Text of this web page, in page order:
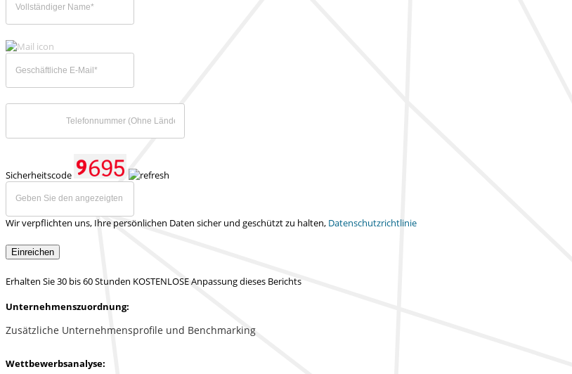
Sicherheitscode
Wir verpflichten uns, Ihre persönlichen Daten sicher und geschützt zu halten, Datenschutzrichtlinie
Einreichen
Erhalten Sie 30 bis 60 Stunden KOSTENLOSE Anpassung dieses Berichts
Unternehmenszuordnung:
Zusätzliche Unternehmensprofile und Benchmarking
Wettbewerbsanalyse: